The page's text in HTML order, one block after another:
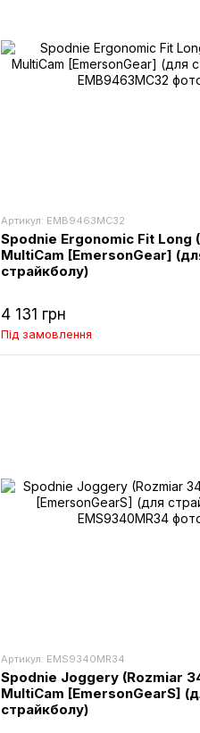
Артикул: EMB9463MC32
Spodnie Ergonomic Fit Long
MultiCam [EmersonGear]
страйкболу)
4 131 грн
Під замовлення
Артикул: EMS9340MR34
Spodnie Joggery (Rozmiar
MultiCam [EmersonGearS]
страйкболу)